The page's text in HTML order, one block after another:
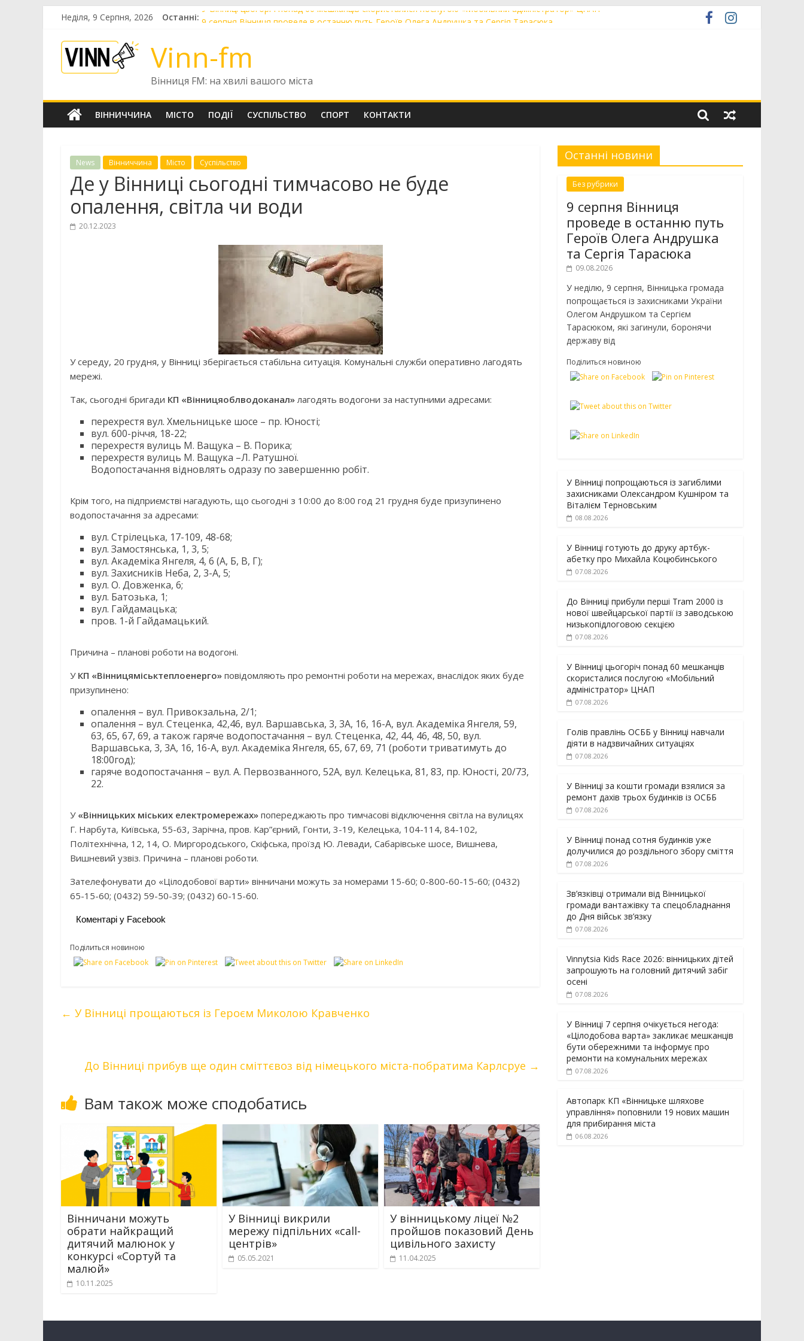
content
Неділя, 9 Серпня, 2026 Останні: У Вінниці цьогоріч понад 60 мешканців скористалися послугою «Мобільний адміністратор» ЦНАП
У Вінниці готують до друку артбук-абетку про Михайла Коцюбинського
До Вінниці прибули перші Tram 2000 із нової швейцарської партії із заводською низькопідлоговою секцією
Vinn-fm
Вінниця FM: на хвилі вашого міста
ВІННИЧЧИНА МІСТО ПОДІЇ СУСПІЛЬСТВО СПОРТ КОНТАКТИ
News Вінниччина Місто Суспільство
Де у Вінниці сьогодні тимчасово не буде
опалення, світла чи води
20.12.2023
У середу, 20 грудня, у Вінниці зберігається стабільна ситуація. Комунальні служби оперативно лагодять
мережі.
Так, сьогодні бригади КП «Вінницяоблводоканал»лагодять водогони за наступними адресами:
перехрестя вул. Хмельницьке шосе – пр. Юності;
вул. 600-річчя, 18-22;
перехрестя вулиць М. Ващука – В. Порика;
перехрестя вулиць М. Ващука –Л. Ратушної.
Водопостачання відновлять одразу по завершенню робіт.
Крім того, на підприємстві нагадують, що сьогодні з 10:00 до 8:00 год 21 грудня буде призупинено
водопостачання за адресами:
вул. Стрілецька, 17-109, 48-68;
вул. Замостянська, 1, 3, 5;
вул. Академіка Янгеля, 4, 6 (А, Б, В, Г);
вул. Захисників Неба, 2, 3-А, 5;
вул. О. Довженка, 6;
вул. Батозька, 1;
вул. Гайдамацька;
пров. 1-й Гайдамацький.
Причина – планові роботи на водогоні.
У КП «Вінницяміськтеплоенерго» повідомляють про ремонтні роботи на мережах, внаслідок яких буде
призупинено:
опалення – вул. Привокзальна, 2/1;
опалення – вул. Стеценка, 42,46, вул. Варшавська, 3, 3А, 16, 16-А, вул. Академіка Янгеля, 59,
63, 65, 67, 69, а також гаряче водопостачання – вул. Стеценка, 42, 44, 46, 48, 50, вул.
Варшавська, 3, 3А, 16, 16-А, вул. Академіка Янгеля, 65, 67, 69, 71 (роботи триватимуть до
18:00год);
гаряче водопостачання – вул. А. Первозванного, 52А, вул. Келецька, 81, 83, пр. Юності, 20/73,
22.
У «Вінницьких міських електромережах» попереджають про тимчасові відключення світла на вулицях
Г. Нарбута, Київська, 55-63, Зарічна, пров. Кар”єрний, Гонти, 3-19, Келецька, 104-114, 84-102,
Політехнічна, 12, 14, О. Миргородського, Скіфська, проїзд Ю. Левади, Сабарівське шосе, Вишнева,
Вишневий узвіз. Причина – планові роботи.
Зателефонувати до «Цілодобової варти» вінничани можуть за номерами 15-60; 0-800-60-15-60; (0432)
65-15-60; (0432) 59-50-39; (0432) 60-15-60.
Коментарі у Facebook
Поділиться новиною
← У Вінниці прощаються із Героєм Миколою Кравченко
До Вінниці прибув ще один сміттєвоз від німецького міста-побратима Карлсруе →
Вам також може сподобатись
Вінничани можуть
обрати найкращий
дитячий малюнок у
конкурсі «Сортуй та
малюй»
10.11.2025
У Вінниці викрили
мережу підпільних «call-
центрів»
05.05.2021
У вінницькому ліцеї №2
пройшов показовий День
цивільного захисту
11.04.2025
Останні новини
Без рубрики
9 серпня Вінниця
проведе в останню путь
Героїв Олега Андрушка
та Сергія Тарасюка
09.08.2026
У неділю, 9 серпня, Вінницька громада
попрощається із захисниками України
Олегом Андрушком та Сергієм
Тарасюком, які загинули, боронячи
державу від
Поділиться новиною
У Вінниці попрощаються із загиблими
захисниками Олександром Кушніром та
Віталієм Терновським
08.08.2026
У Вінниці готують до друку артбук-
абетку про Михайла Коцюбинського
07.08.2026
До Вінниці прибули перші Tram 2000 із
нової швейцарської партії із заводською
низькопідлоговою секцією
07.08.2026
У Вінниці цьогоріч понад 60 мешканців
скористалися послугою «Мобільний
адміністратор» ЦНАП
07.08.2026
Голів правлінь ОСББ у Вінниці навчали
діяти в надзвичайних ситуаціях
07.08.2026
У Вінниці за кошти громади взялися за
ремонт дахів трьох будинків із ОСББ
07.08.2026
У Вінниці понад сотня будинків уже
долучилися до роздільного збору сміття
07.08.2026
Зв’язківці отримали від Вінницької
громади вантажівку та спецобладнання
до Дня військ зв’язку
07.08.2026
Vinnytsia Kids Race 2026: вінницьких дітей
запрошують на головний дитячий забіг
осені
07.08.2026
У Вінниці 7 серпня очікується негода:
«Цілодобова варта» закликає мешканців
бути обережними та інформує про
ремонти на комунальних мережах
07.08.2026
Автопарк КП «Вінницьке шляхове
управління» поповнили 19 нових машин
для прибирання міста
06.08.2026